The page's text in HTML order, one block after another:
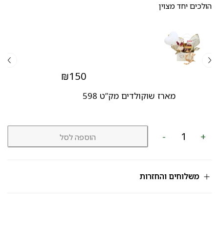
הולכים יחד מצוין
מארז שוקולדים מק”ט 598
₪150
-
כמות
עציץ
+ הוספה לסל
משלוחים והחזרות